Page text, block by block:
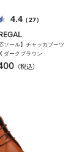
4.4（27）
ソール】チャッカブーツ
ダークブラウン
（税込）